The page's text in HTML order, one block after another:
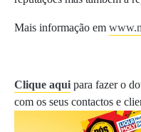
Mais informação em
Clique aqui para fazer o
com os seus contactos e